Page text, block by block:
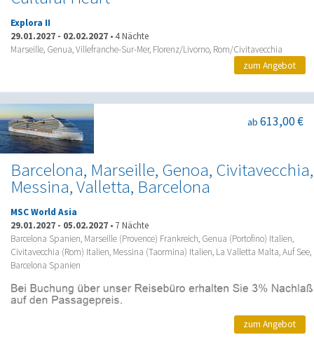
Explora II
29.01.2027 - 02.02.2027 •4 Nächte
Marseille, Genua, Villefranche-Sur-Mer, Florenz/Livorno, Rom/Civitavecchia
zum Angebot
Barcelona, Marseille, Genoa, Civitavecchia,
Messina, Valletta, Barcelona
ab 613,00 €
MSC World Asia
29.01.2027 - 05.02.2027 • 7 Nächte
Barcelona Spanien, Marseille (Provence) Frankreich, Genua (Portofino) Italien,
Civitavecchia (Rom) Italien, Messina (Taormina) Italien, La Valletta Malta, Auf See,
Barcelona Spanien
zum Angebot